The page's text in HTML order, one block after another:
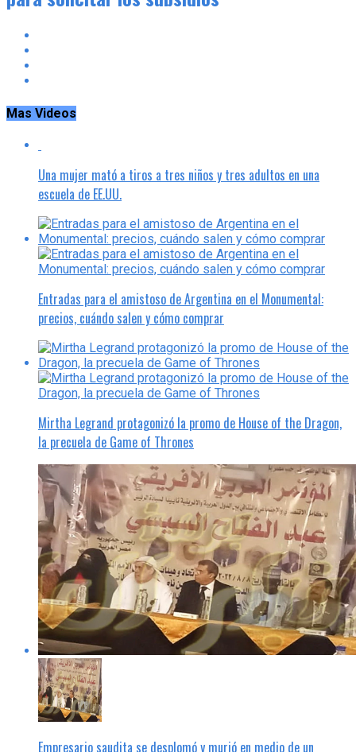
Mas Videos
Una mujer mató a tiros a tres niños y tres adultos en una
escuela de EE.UU.
Entradas para el amistoso de Argentina en el Monumental:
precios, cuándo salen y cómo comprar
Mirtha Legrand protagonizó la promo de House of the Dragon,
la precuela de Game of Thrones
Empresario saudita se desplomó y murió en medio de un